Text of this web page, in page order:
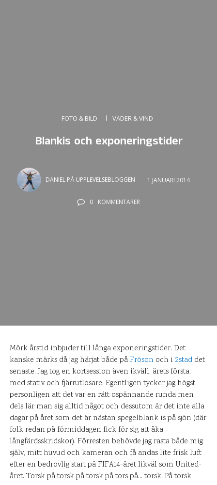
FOTO & BILD VÄDER & VIND
Blankis och exponeringstider
DANIEL PÅ UPPLEVELSEBLOGGEN 1 JANUARI 2014
0 KOMMENTARER
Mörk årstid inbjuder till långa exponeringstider. Det
kanske märks då jag härjat både påFrösön och i 2stad det
senaste. Jag tog en kortsession även ikväll, årets första,
med stativ och fjärrutlösare. Egentligen tycker jag högst
personligen att det var en rätt ospännande runda men
dels lär man sig alltid något och dessutom är det inte alla
dagar på året som det är nästan spegelblank is på sjön (där
folk redan på förmiddagen fick för sig att åka
långfärdsskridskor). Förresten behövde jag rasta både mig
själv, mitt huvud och kameran och få andas lite frisk luft
efter en bedrövlig start på FIFA14-året likväl som United-
året. Torsk på torsk på torsk på tors på… torsk. På torsk.